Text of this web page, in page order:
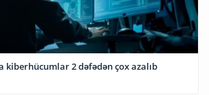
kiberhücumlar 2 dəfədən çox azalıb